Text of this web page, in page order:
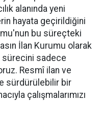
alanında yeni
hayata geçirildiğini
bu süreçteki
İlan Kurumu olarak
sürecini sadece
Resmî ilan ve
sürdürülebilir bir
çalışmalarımızı